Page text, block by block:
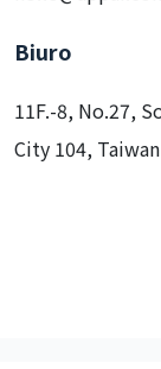
Biuro
11F.-8, No.27,
City 104, Taiwan